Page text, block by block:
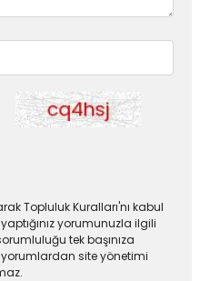
Topluluk Kuralları'nı kabul
yorumunuzla ilgili
tek başınıza
site yönetimi